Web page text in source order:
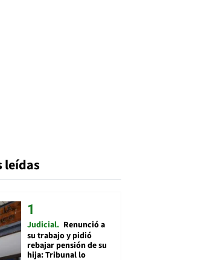
leídas
Judicial Renunció a
su trabajo y pidió
rebajar pensión de su
hija: Tribunal lo